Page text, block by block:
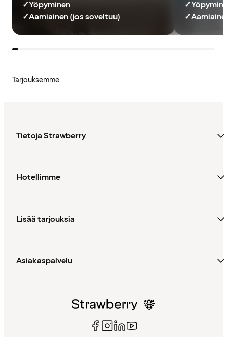
✓Yöpyminen
✓Aamiainen (jos soveltuu)
✓
✓
Tarjouksemme
Tietoja Strawberry
Hotellimme
Lisää tarjouksia
Asiakaspalvelu